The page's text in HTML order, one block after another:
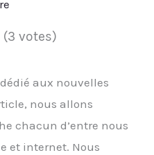
votes)
aux nouvelles
nous allons
chacun d’entre nous
et internet. Nous